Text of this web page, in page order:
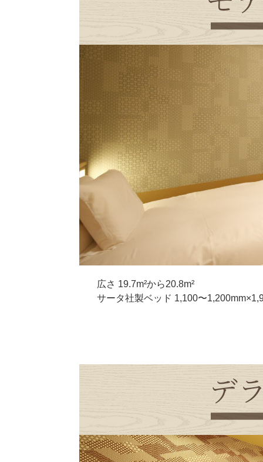
広さ 19.7m²から20.8m²
サータ社製ベッド 1,100〜